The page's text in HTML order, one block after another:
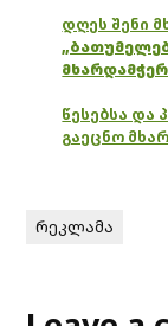
დღეს შენი
წესებსა და
გაეცნო
რეკლამა